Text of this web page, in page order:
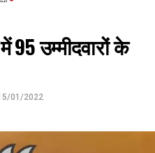
95 उम्मीदवारों के
01/2022